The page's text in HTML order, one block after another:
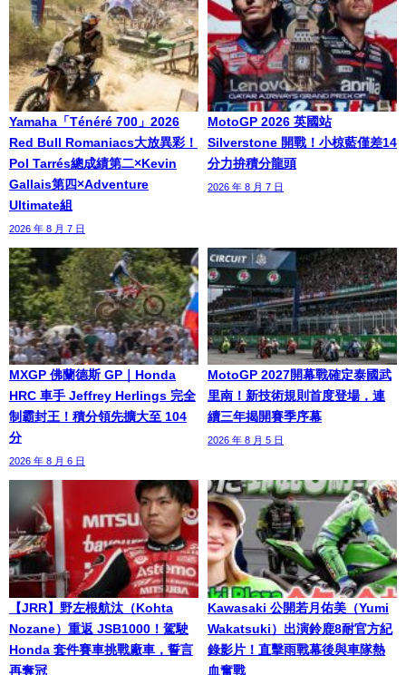
Yamaha「Ténéré 700」2026
Red Bull Romaniacs大放異彩！
Pol Tarrés總成績第二×Kevin
Gallais第四×Adventure
Ultimate組
2026 年 8 月 7 日
MotoGP 2026 英國站
Silverstone 開戰！小椋藍僅差14
分力拚積分龍頭
2026 年 8 月 7 日
MXGP 佛蘭德斯 GP｜Honda
HRC 車手 Jeffrey Herlings 完全
制霸封王！積分領先擴大至 104
分
2026 年 8 月 6 日
MotoGP 2027開幕戰確定泰國武
里南！新技術規則首度登場，連
續三年揭開賽季序幕
2026 年 8 月 5 日
【JRR】野左根航汰（Kohta
Nozane）重返 JSB1000！駕駛
Honda 套件賽車挑戰廠車，誓言
再奪冠
Kawasaki 公開若月佑美（Yumi
Wakatsuki）出演鈴鹿8耐官方紀
錄影片！直擊雨戰幕後與車隊熱
血奮戰